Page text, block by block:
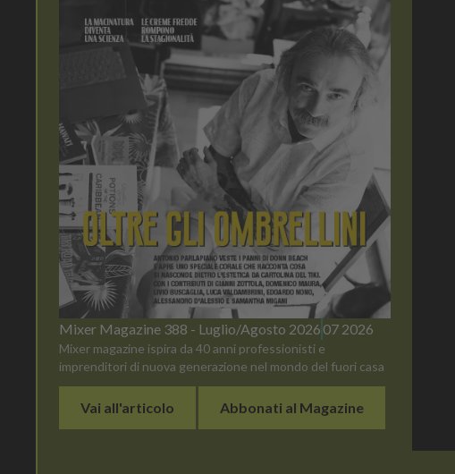
Mixer Magazine 388 - Luglio/Agosto 2026 07 2026
Mixer magazine ispira da 40 anni professionisti e
imprenditori di nuova generazione nel mondo del fuori casa
Vai all'articolo Abbonati al Magazine